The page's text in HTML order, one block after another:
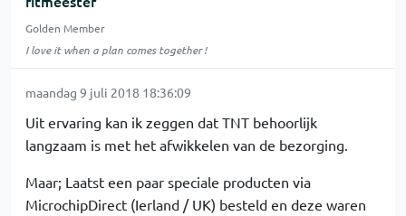
Golden Member
I love it when a plan comes together !
maandag 9 juli 2018 18:36:09
Uit ervaring kan ik zeggen dat TNT behoorlijk
langzaam is met het afwikkelen van de bezorging.
Maar; Laatst een paar speciale producten via
MicrochipDirect (Ierland / UK) besteld en deze waren